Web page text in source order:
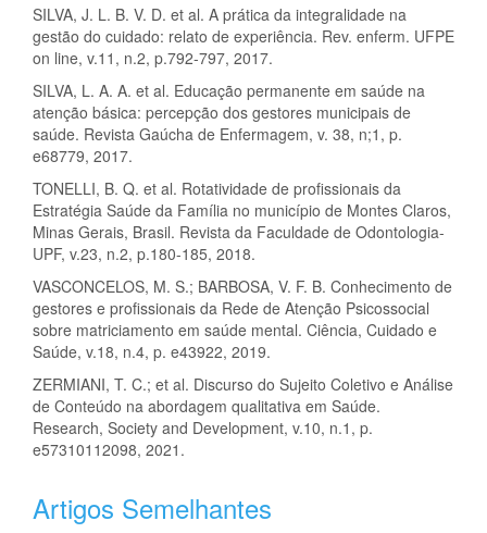
SILVA, J. L. B. V. D. et al. A prática da integralidade na
gestão do cuidado: relato de experiência. Rev. enferm. UFPE
on line, v.11, n.2, p.792-797, 2017.
SILVA, L. A. A. et al. Educação permanente em saúde na
atenção básica: percepção dos gestores municipais de
saúde. Revista Gaúcha de Enfermagem, v. 38, n;1, p.
e68779, 2017.
TONELLI, B. Q. et al. Rotatividade de profissionais da
Estratégia Saúde da Família no município de Montes Claros,
Minas Gerais, Brasil. Revista da Faculdade de Odontologia-
UPF, v.23, n.2, p.180-185, 2018.
VASCONCELOS, M. S.; BARBOSA, V. F. B. Conhecimento de
gestores e profissionais da Rede de Atenção Psicossocial
sobre matriciamento em saúde mental. Ciência, Cuidado e
Saúde, v.18, n.4, p. e43922, 2019.
ZERMIANI, T. C.; et al. Discurso do Sujeito Coletivo e Análise
de Conteúdo na abordagem qualitativa em Saúde.
Research, Society and Development, v.10, n.1, p.
e57310112098, 2021.
Artigos Semelhantes